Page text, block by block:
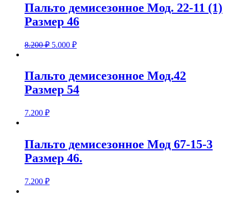
Пальто демисезонное Мод. 22-11 (1)
Размер 46
8.200₽ 5.000 ₽
Пальто демисезонное Мод.42
Размер 54
7.200 ₽
Пальто демисезонное Мод 67-15-3
Размер 46.
7.200 ₽